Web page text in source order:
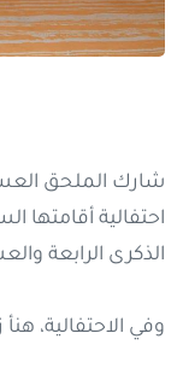
شارك الملحق
احتفالية أقامتها
الذكرى الرابعة
وفي الاحتفالية،